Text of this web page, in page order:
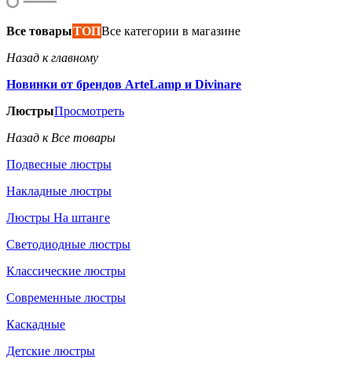
Все товарыТОПВсе категории в магазине
Назад к главному
Новинки от брендов ArteLamp и Divinare
ЛюстрыПросмотреть
Назад к Все товары
Подвесные люстры
Накладные люстры
Люстры На штанге
Светодиодные люстры
Классические люстры
Современные люстры
Каскадные
Детские люстры